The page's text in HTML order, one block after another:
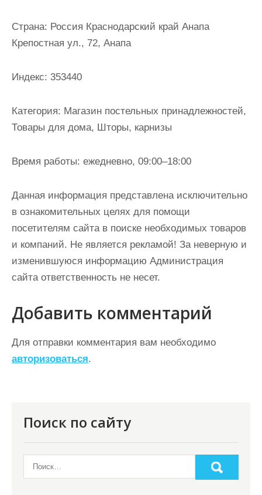
Страна: Россия Краснодарский край Анапа
Крепостная ул., 72, Анапа
Индекс: 353440
Категория: Магазин постельных принадлежностей,
Товары для дома, Шторы, карнизы
Время работы: ежедневно, 09:00–18:00
Данная информация представлена исключительно
в ознакомительных целях для помощи
посетителям сайта в поиске необходимых товаров
и компаний. Не является рекламой! За неверную и
изменившуюся информацию Администрация
сайта ответственность не несет.
Добавить комментарий
Для отправки комментария вам необходимо
авторизоваться.
Поиск по сайту